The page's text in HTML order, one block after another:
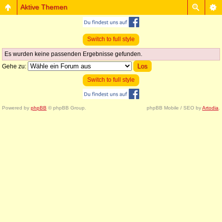
Aktive Themen
Switch to full style
Es wurden keine passenden Ergebnisse gefunden.
Gehe zu:
Switch to full style
Powered by phpBB © phpBB Group. phpBB Mobile / SEO byArtodia